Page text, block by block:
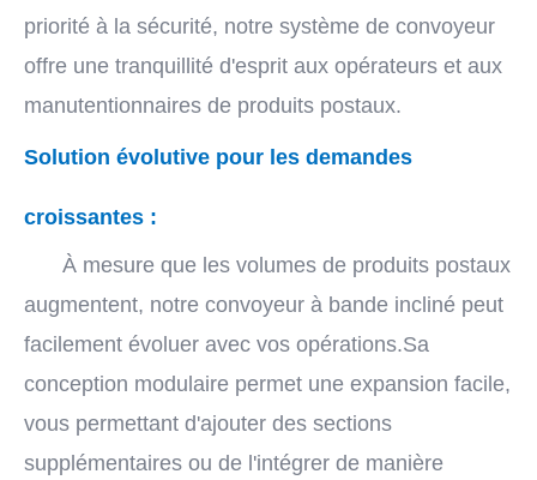
priorité à la sécurité, notre système de convoyeur
offre une tranquillité d'esprit aux opérateurs et aux
manutentionnaires de produits postaux.
Solution évolutive pour les demandes
croissantes :
À mesure que les volumes de produits postaux
augmentent, notre convoyeur à bande incliné peut
facilement évoluer avec vos opérations.Sa
conception modulaire permet une expansion facile,
vous permettant d'ajouter des sections
supplémentaires ou de l'intégrer de manière